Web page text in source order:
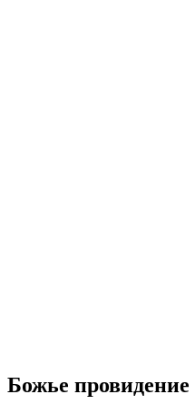
Божье провидение